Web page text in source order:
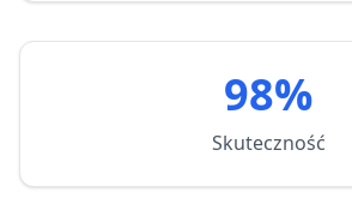
98%
Skuteczność